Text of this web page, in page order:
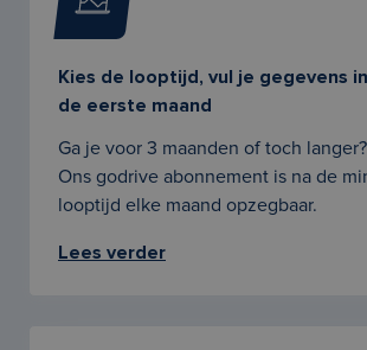
Kies de looptijd, vul je gegevens
de eerste maand
Ga je voor 3 maanden of toch
Ons godrive abonnement is na de
looptijd elke maand opzegbaar.
Lees verder